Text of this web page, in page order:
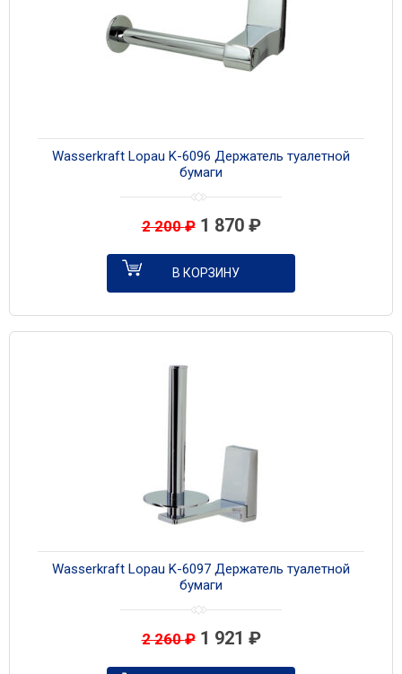
Wasserkraft Lopau K-6096 Держатель туалетной
бумаги
2 200₽ 1 870 ₽
В КОРЗИНУ
Wasserkraft Lopau K-6097 Держатель туалетной
бумаги
2 260₽ 1 921 ₽